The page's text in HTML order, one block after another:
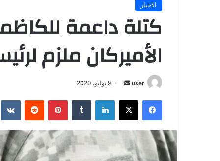
الاخبار
كتلة داعمة
الأميركان ملزم
user
أرسل 9 يوليو، 2020
فيسبوك ‫X لينكدإن بينتيريست